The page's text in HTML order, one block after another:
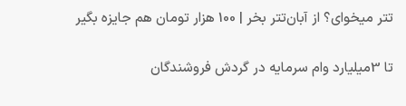
تتر میخوای؟ از آبان‌تتر بخر | 100 هزار تومان هم جایزه بگیر
تا 3میلیارد وام سرمایه در گردش فروشندگان